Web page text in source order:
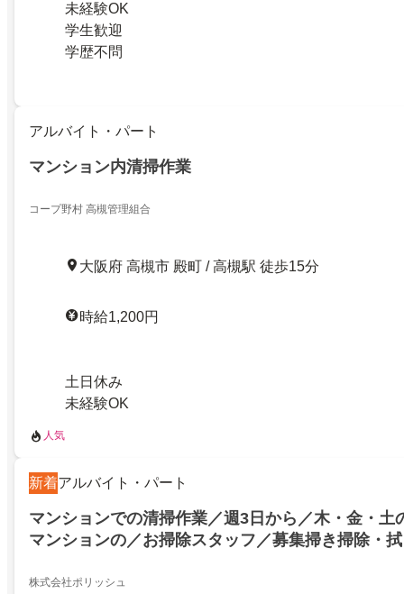
未経験OK
学生歓迎
学歴不問
アルバイト・パート
マンション内清掃作業
コープ野村 高槻管理組合
大阪府 高槻市 殿町 / 高槻駅 徒歩15分
時給1,200円
土日休み
未経験OK
人気
新着アルバイト・パート
マンションでの清掃作業／週3日から／木・金・土
マンションの／お掃除スタッフ／募集掃き掃除・
株式会社ポリッシュ